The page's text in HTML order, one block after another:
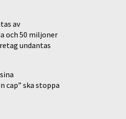
av
och 50 miljoner
undantas
cap” ska stoppa